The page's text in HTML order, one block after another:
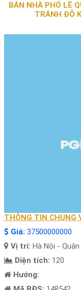
BÁN NHÀ PHỐ LÊ
TRÁNH ĐỖ
THÔNG TIN CHUNG
Giá: 37500000000
Vị trí: Hà Nội -
Diện tích: 120
Hướng: